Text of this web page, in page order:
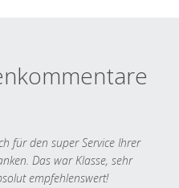
für den super Service Ihrer
Das war Klasse, sehr
empfehlenswert!